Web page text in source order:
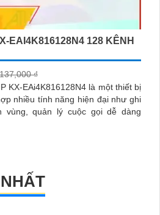
EAI4K816128N4 128 KÊNH
₫
KX-EAi4K816128N4 là một thiết bị
nhiều tính năng hiện đại như ghi
vùng, quản lý cuộc gọi dễ dàng